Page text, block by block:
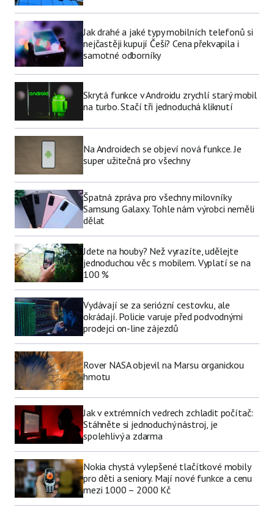
Jak drahé a jaké typy mobilních telefonů si
nejčastěji kupují Češi? Cena překvapila i
samotné odborníky
Skrytá funkce v Androidu zrychlí starý mobil
na turbo. Stačí tři jednoduchá kliknutí
Na Androidech se objeví nová funkce. Je
super užitečná pro všechny
Špatná zpráva pro všechny milovníky
Samsung Galaxy. Tohle nám výrobci neměli
dělat
Jdete na houby? Než vyrazíte, udělejte
jednoduchou věc s mobilem. Vyplatí se na
100 %
Vydávají se za seriózní cestovku, ale
okrádají. Policie varuje před podvodnými
prodejci on-line zájezdů
Rover NASA objevil na Marsu organickou
hmotu
Jak v extrémních vedrech zchladit počítač:
Stáhněte si jednoduchý nástroj, je
spolehlivý a zdarma
Nokia chystá vylepšené tlačítkové mobily
pro děti a seniory. Mají nové funkce a cenu
mezi 1000 – 2000 Kč